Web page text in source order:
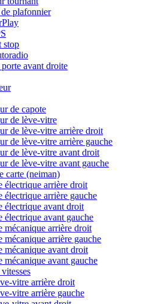
plafonnier
stop
avant droite
de capote
de lève-vitre
de lève-vitre arrière droit
de lève-vitre arrière gauche
de lève-vitre avant droit
de lève-vitre avant gauche
carte (neiman)
électrique arrière droit
électrique arrière gauche
électrique avant droit
électrique avant gauche
mécanique arrière droit
mécanique arrière gauche
mécanique avant droit
mécanique avant gauche
vitre arrière droit
vitre arrière gauche